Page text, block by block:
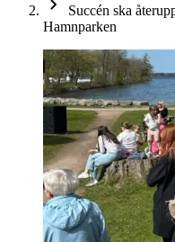
Succén ska
Hamnparken